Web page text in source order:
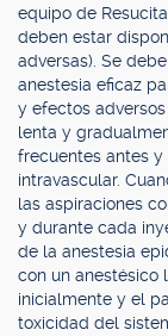
equipo de
deben estar
adversas). Se
anestesia eficaz
y efectos
lenta y
frecuentes antes
intravascular.
las aspiraciones
y durante cada
de la anestesia
con un anestésico
inicialmente y el
toxicidad del